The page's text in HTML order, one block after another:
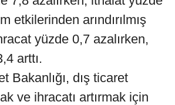
etkilerinden arındırılmış
yüzde 0,7 azalırken,
arttı.
Bakanlığı, dış ticaret
ve ihracatı artırmak için